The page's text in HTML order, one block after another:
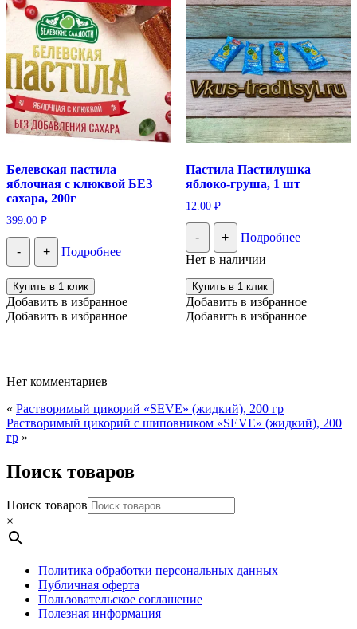
Белевская пастила
яблочная с клюквой БЕЗ
сахара, 200г
399.00 ₽
- + Подробнее
Купить в 1 клик
Добавить в избранное
Добавить в избранное
Пастила Пастилушка
яблоко-груша, 1 шт
12.00 ₽
- +
Подробнее
Нет в наличии
Купить в 1 клик
Добавить в избранное
Добавить в избранное
Нет комментариев
« Растворимый цикорий «SEVE» (жидкий), 200 гр
Растворимый цикорий с шиповником «SEVE» (жидкий), 200
гр »
Поиск товаров
Поиск товаров
×
Политика обработки персональных данных
Публичная оферта
Пользовательское соглашение
Полезная информация